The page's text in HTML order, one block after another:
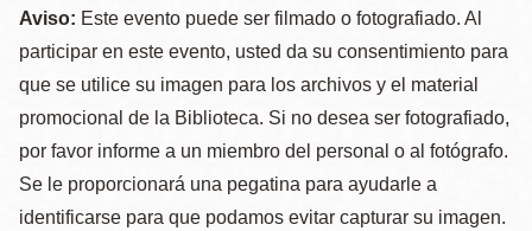
Aviso: Este evento puede ser filmado o fotografiado. Al
participar en este evento, usted da su consentimiento para
que se utilice su imagen para los archivos y el material
promocional de la Biblioteca. Si no desea ser fotografiado,
por favor informe a un miembro del personal o al fotógrafo.
Se le proporcionará una pegatina para ayudarle a
identificarse para que podamos evitar capturar su imagen.